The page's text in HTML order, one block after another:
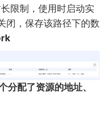
限制，使用时启动实
闭，保存该路径下的数
分配了资源的地址、